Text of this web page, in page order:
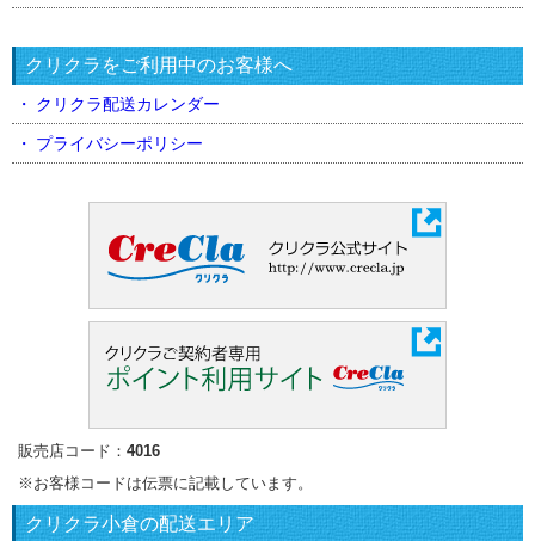
クリクラをご利用中のお客様へ
クリクラ配送カレンダー
プライバシーポリシー
販売店コード： 4016
※お客様コードは伝票に記載しています。
クリクラ小倉の配送エリア